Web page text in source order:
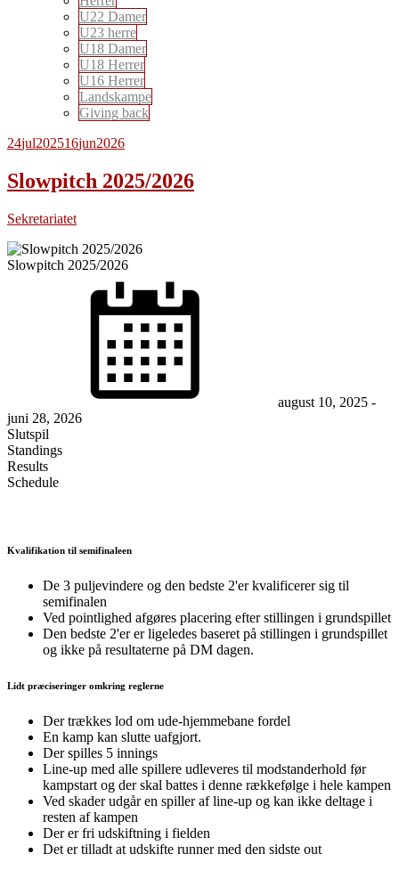
U22 Damer
U23 herre
U18 Damer
U18 Herrer
U16 Herrer
Landskampe
Giving back
24jul202516jun2026
Slowpitch 2025/2026
Sekretariatet
Slowpitch 2025/2026
august 10, 2025 -
juni 28, 2026
Slutspil
Standings
Results
Schedule
Kvalifikation til semifinaleen
De 3 puljevindere og den bedste 2'er kvalificerer sig til
semifinalen
Ved pointlighed afgøres placering efter stillingen i grundspillet
Den bedste 2'er er ligeledes baseret på stillingen i grundspillet
og ikke på resultaterne på DM dagen.
Lidt præciseringer omkring reglerne
Der trækkes lod om ude-hjemmebane fordel
En kamp kan slutte uafgjort.
Der spilles 5 innings
Line-up med alle spillere udleveres til modstanderhold før
kampstart og der skal battes i denne rækkefølge i hele kampen
Ved skader udgår en spiller af line-up og kan ikke deltage i
resten af kampen
Der er fri udskiftning i fielden
Det er tilladt at udskifte runner med den sidste out